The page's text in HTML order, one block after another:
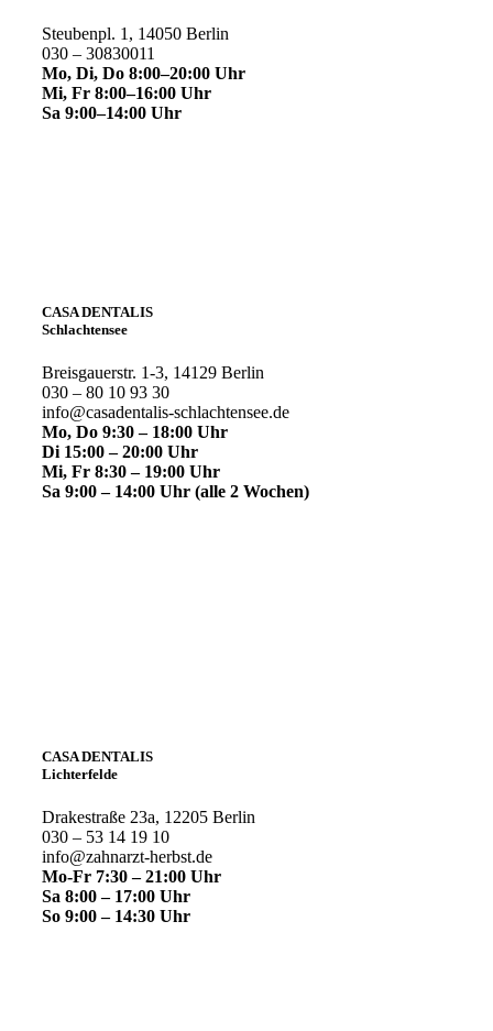
Steubenpl. 1, 14050 Berlin
030 – 30830011
Mo, Di, Do 8:00–20:00 Uhr
Mi, Fr 8:00–16:00 Uhr
Sa 9:00–14:00 Uhr
CASA DENTALIS
Schlachtensee
Breisgauerstr. 1-3, 14129 Berlin
030 – 80 10 93 30
info@casadentalis-schlachtensee.de
Mo, Do 9:30 – 18:00 Uhr
Di 15:00 – 20:00 Uhr
Mi, Fr 8:30 – 19:00 Uhr
Sa 9:00 – 14:00 Uhr (alle 2 Wochen)
CASA DENTALIS
Lichterfelde
Drakestraße 23a, 12205 Berlin
030 – 53 14 19 10
info@zahnarzt-herbst.de
Mo-Fr 7:30 – 21:00 Uhr
Sa 8:00 – 17:00 Uhr
So 9:00 – 14:30 Uhr